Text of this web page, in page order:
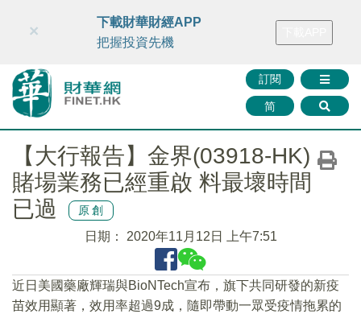
財華智庫網 FINTV FINMETA 財華證券 媒體矩陣
訂閱
简
×
下載財華財經APP
把握投資先機
【大行報告】金界(03918-HK)
賭場業務已經重啟 料最壞時間
已過
原創
日期： 2020年11月12日 上午7:51
近日美國藥廠輝瑞與BioNTech宣布，旗下共同研發的新疫
苗效用顯著，效用率超過9成，隨即帶動一眾受疫情拖累的